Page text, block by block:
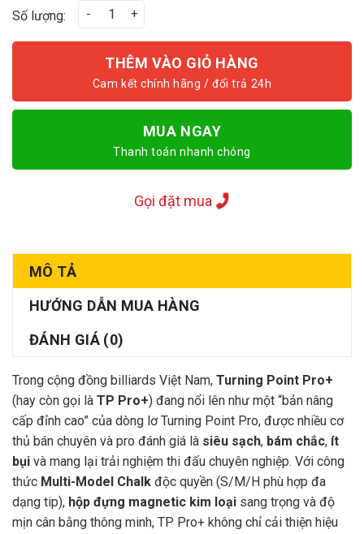
Số lượng: Turning Point Pro+ số lượng
THÊM VÀO GIỎ HÀNG
MUA NGAY
Thanh toán nhanh chóng
Gọi đặt mua
MÔ TẢ
HƯỚNG DẪN MUA HÀNG
ĐÁNH GIÁ (0)
Trong cộng đồng billiards Việt Nam, Turning Point Pro+
(hay còn gọi là TP Pro+) đang nổi lên như một “bản nâng
cấp đỉnh cao” của dòng lơ Turning Point Pro, được nhiều cơ
thủ bán chuyên và pro đánh giá là siêu sạch, bám chắc, ít
bụi và mang lại trải nghiệm thi đấu chuyên nghiệp. Với công
thức Multi-Model Chalk độc quyền (S/M/H phù hợp đa
dạng tip), hộp đựng magnetic kim loại sang trọng và độ
mịn cân bằng thông minh, TP Pro+ không chỉ cải thiện hiệu